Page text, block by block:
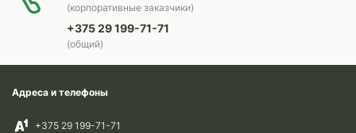
(корпоративные заказчики)
+375 29 199-71-71
(общий)
Адреса и телефоны
+375 29 199-71-71